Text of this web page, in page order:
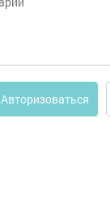
Авторизоваться